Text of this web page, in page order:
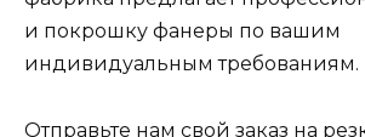
и покрошку фанеры по вашим
индивидуальным требованиям.
Отправьте нам свой заказ на